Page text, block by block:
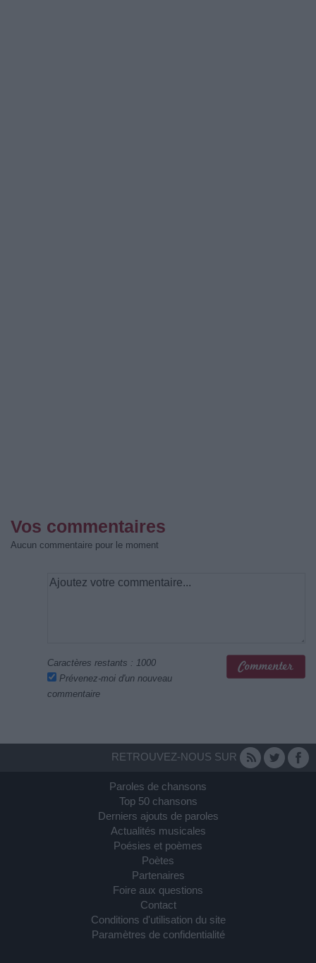
Vos commentaires
Aucun commentaire pour le moment
Caractères restants : 1000
Prévenez-moi d'un nouveau
commentaire
RETROUVEZ-NOUS SUR
Paroles de chansons
Top 50 chansons
Derniers ajouts de paroles
Actualités musicales
Poésies et poèmes
Poètes
Partenaires
Foire aux questions
Contact
Conditions d'utilisation du site
Paramètres de confidentialité